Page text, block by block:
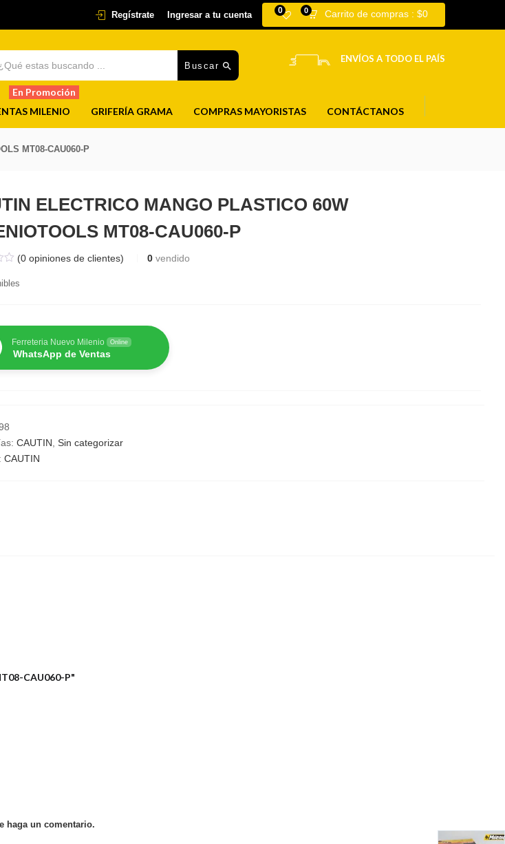
Carrito de compras : $0
0
0
Regístrate Ingresar a tu cuenta
Buscar
ENVÍOS A TODO EL PAÍS
En Promoción
MILENIO
GRIFERÍA GRAMA COMPRAS MAYORISTAS CONTÁCTANOS
MT08-CAU060-P
ELECTRICO MANGO PLASTICO 60W
MT08-CAU060-P
(0 opiniones de clientes) 0 vendido
Ferreteria Nuevo Milenio Online
WhatsApp de Ventas
CAUTIN Sin categorizar
CAUTIN
CAU060-P"
haga un comentario.